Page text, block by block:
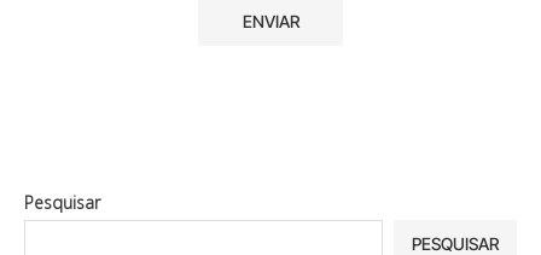
Pesquisar
PESQUISAR